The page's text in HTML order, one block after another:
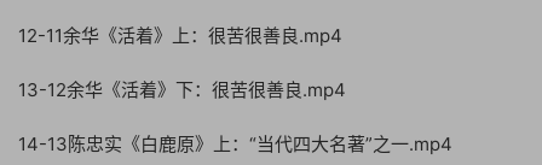
12-11余华《活着》上：很苦很善良.mp4
13-12余华《活着》下：很苦很善良.mp4
14-13陈忠实《白鹿原》上：“当代四大名著”之一.mp4